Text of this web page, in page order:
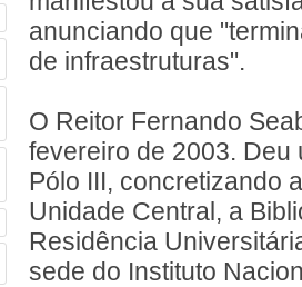
anunciando que
de infraestruturas".
O Reitor Fernando
fevereiro de 2003. Deu
Pólo III, concretizando
Unidade Central, a
Residência
sede do Instituto